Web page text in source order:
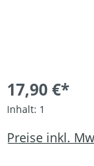
17,90 €*
Inhalt: 1
Preise inkl.